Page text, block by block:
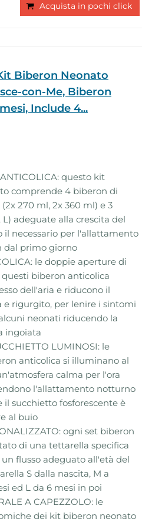
Acquista in pochi click
Biberon Neonato
con-Me, Biberon
Include 4...
questo kit
comprende 4 biberon di
270 ml, 2x 360 ml) e 3
L) adeguate alla crescita del
il necessario per l'allattamento
dal primo giorno
le doppie aperture di
biberon anticolica
dell'aria e riducono il
e rigurgito, per lenire i sintomi
neonati riducendo la
ingoiata
LUMINOSI: le
anticolica si illuminano al
calma per l'ora
l'allattamento notturno
il succhietto fosforescente è
al buio
ogni set biberon
di una tettarella specifica
flusso adeguato all'età del
S dalla nascita, M a
ed L da 6 mesi in poi
A CAPEZZOLO: le
dei kit biberon neonato